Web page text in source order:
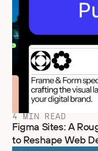
4 MIN READ
Figma Sites: A
to Reshape Web